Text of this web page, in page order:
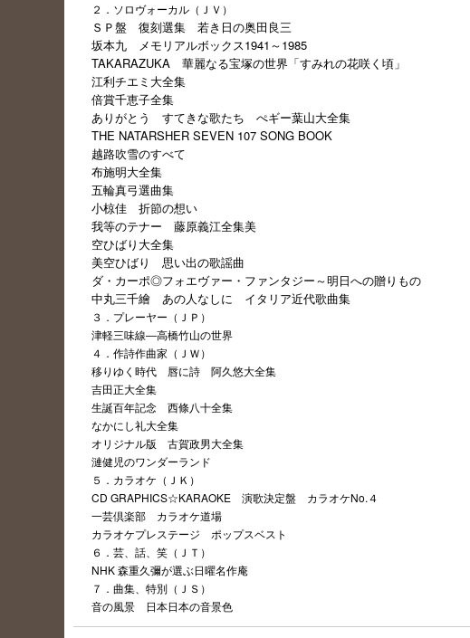
２．ソロヴォーカル（ＪＶ）
ＳＰ盤 復刻選集 若き日の奥田良三
坂本九 メモリアルボックス1941～1985
TAKARAZUKA 華麗なる宝塚の世界「すみれの花咲く頃」
江利チエミ大全集
倍賞千恵子全集
ありがとう すてきな歌たち ぺギー葉山大全集
THE NATARSHER SEVEN 107 SONG BOOK
越路吹雪のすべて
布施明大全集
五輪真弓選曲集
小椋佳 折節の想い
我等のテナー 藤原義江全集美
空ひばり大全集
美空ひばり 思い出の歌謡曲
ダ・カーポ◎フォエヴァー・ファンタジー～明日への贈りもの
中丸三千繪 あの人なしに イタリア近代歌曲集
３．プレーヤー（ＪＰ）
津軽三味線―高橋竹山の世界
４．作詩作曲家（ＪＷ）
移りゆく時代 唇に詩 阿久悠大全集
吉田正大全集
生誕百年記念 西條八十全集
なかにし礼大全集
オリジナル版 古賀政男大全集
漣健児のワンダーランド
５．カラオケ（ＪＫ）
CD GRAPHICS☆KARAOKE 演歌決定盤 カラオケNo.４
一芸倶楽部 カラオケ道場
カラオケプレステージ ポップスベスト
６．芸、話、笑（ＪＴ）
NHK 森重久彌が選ぶ日曜名作庵
７．曲集、特別（ＪＳ）
音の風景 日本日本の音景色